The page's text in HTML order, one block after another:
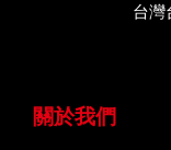
台灣
關於我們